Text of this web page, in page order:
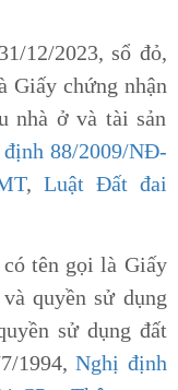
12/2023, sổ đỏ,
Giấy chứng nhận
nhà ở và tài sản
88/2009/NĐ-
, Luật Đất đai
tên gọi là Giấy
quyền sử dụng
sử dụng đất
1994,Nghị định